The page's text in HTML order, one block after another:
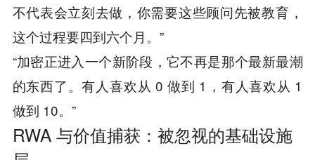
不代表会立刻去做，你需要这些顾问先被教育，
这个过程要四到六个月。”
“加密正进入一个新阶段，它不再是那个最新最潮
的东西了。有人喜欢从 0 做到 1，有人喜欢从 1
做到 10。”
RWA 与价值捕获：被忽视的基础设施